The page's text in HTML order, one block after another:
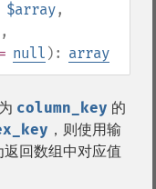
$array,
,
= null ): array
column_key 的
，则使用输
回数组中对应值